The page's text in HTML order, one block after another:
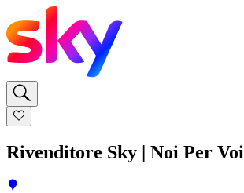
Rivenditore Sky | Noi Per Voi